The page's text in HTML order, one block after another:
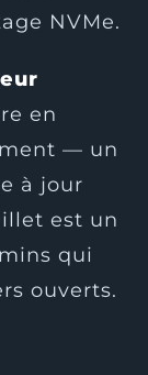
NVMe.
en
— un
à jour
est un
qui
ouverts.